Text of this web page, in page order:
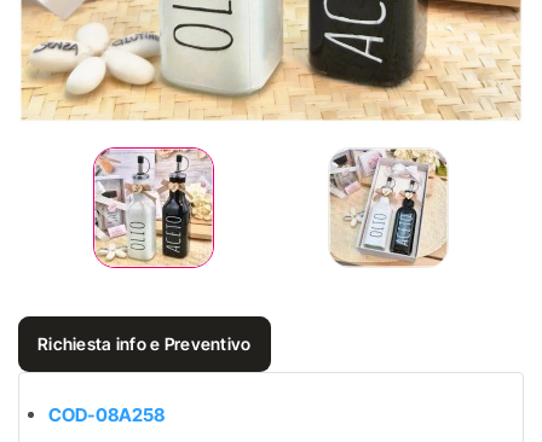
Richiesta info e Preventivo
COD-08A258